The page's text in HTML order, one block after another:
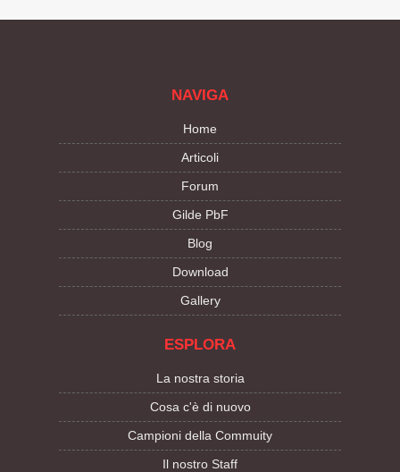
NAVIGA
Home
Articoli
Forum
Gilde PbF
Blog
Download
Gallery
ESPLORA
La nostra storia
Cosa c'è di nuovo
Campioni della Commuity
Il nostro Staff